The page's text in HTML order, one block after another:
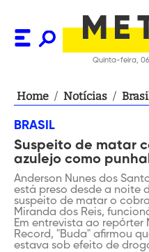
Quinta-feira,
Home / Notícias /
BRASIL
Suspeito de matar
azulejo como
Anderson Nunes dos
está preso desde a noite
suspeito de matar o
Miranda dos Reis,
Em entrevista ao repórter
Record, "Buda" afirmou
estava sob efeito de